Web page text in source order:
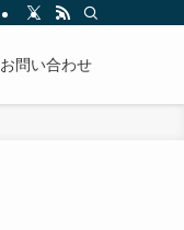
お問い合わせ